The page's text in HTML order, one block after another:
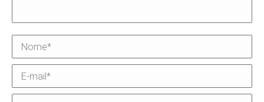
Nome *
E-mail *